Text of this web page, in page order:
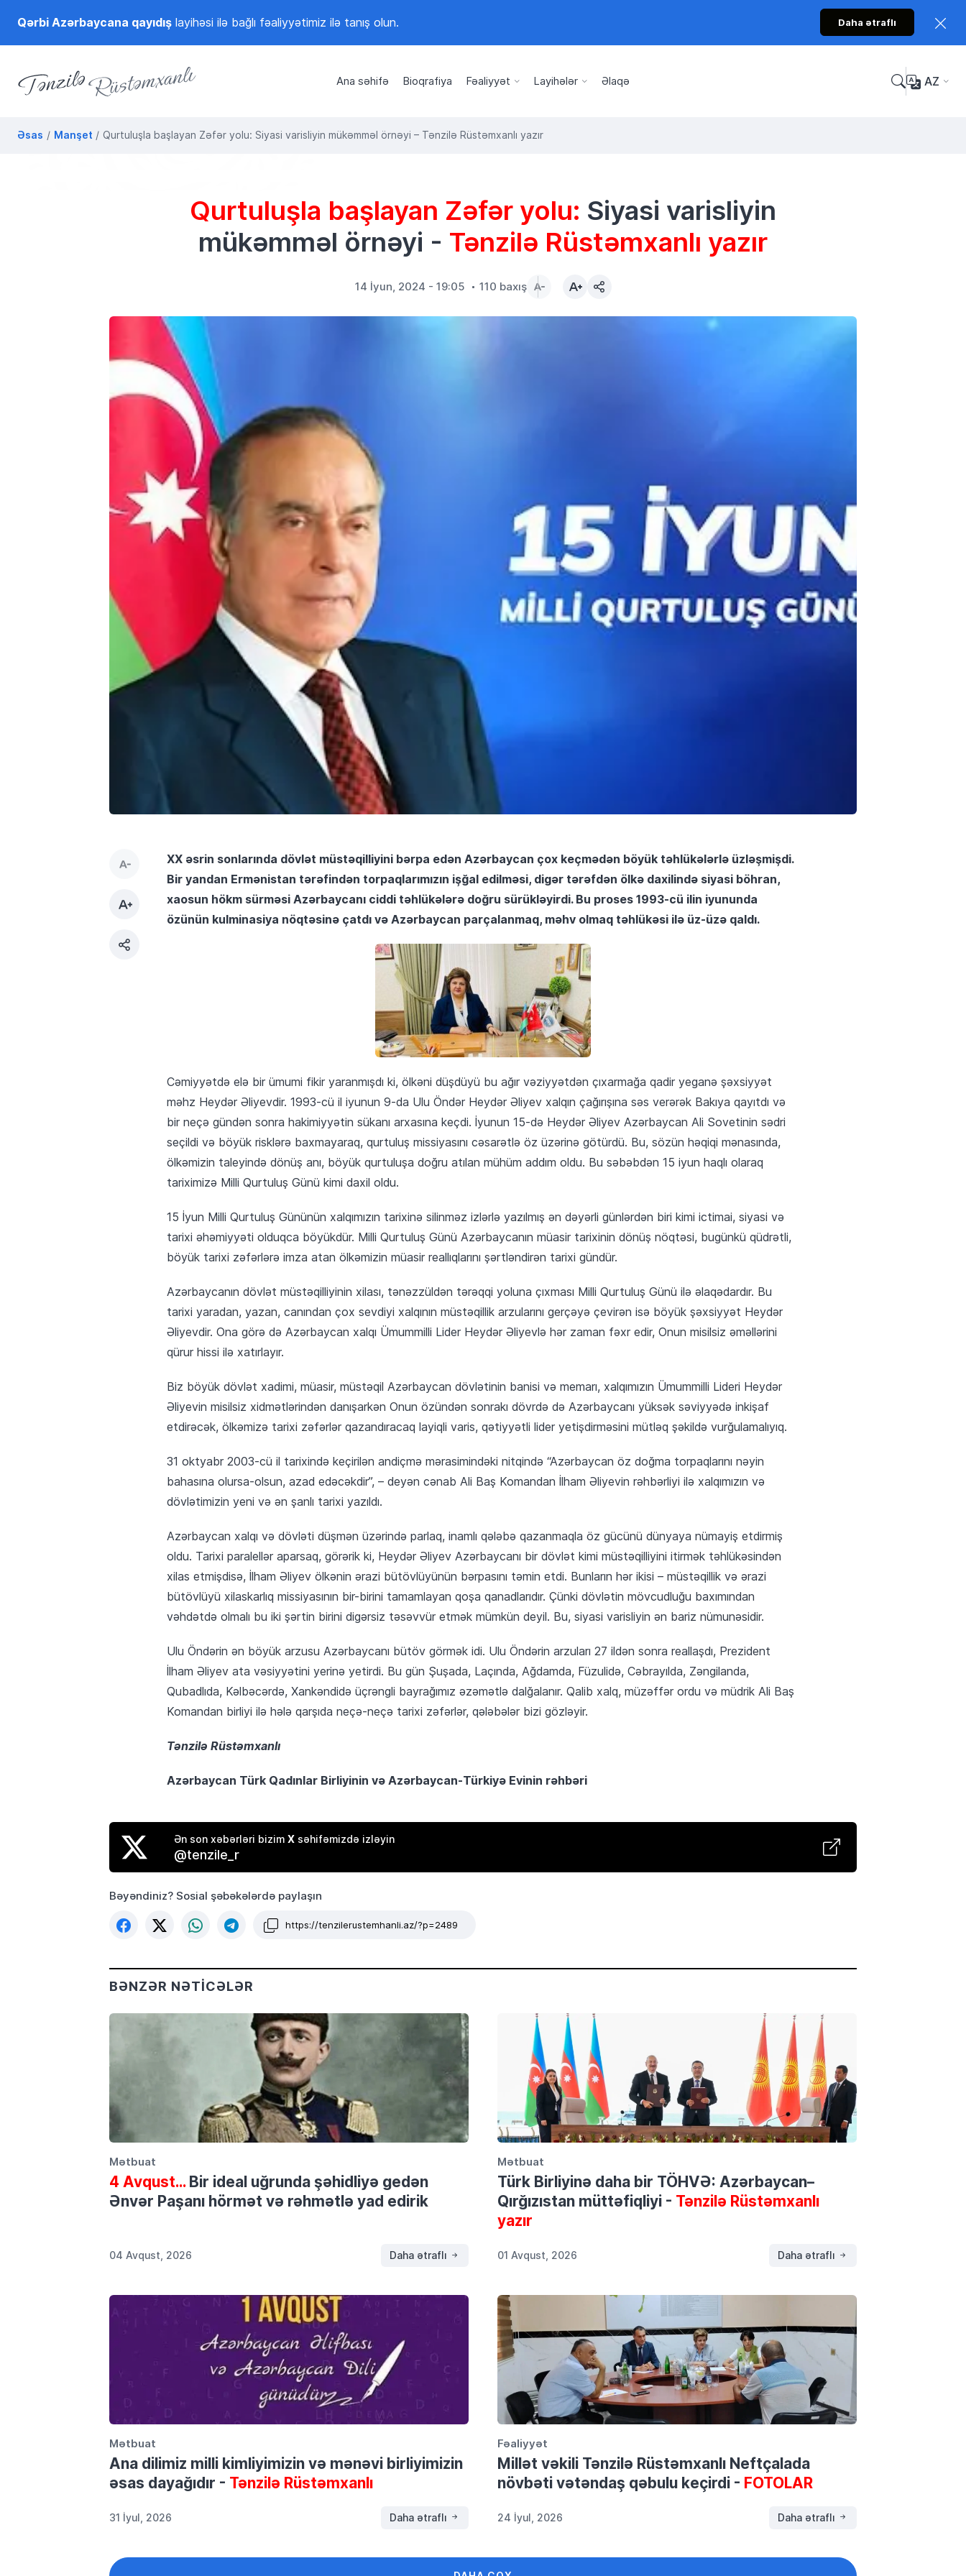
Qərbi Azərbaycana qayıdış layihəsi ilə bağlı fəaliyyətimiz ilə tanış olun. Daha ətraflı
Ana səhifə Bioqrafiya Fəaliyyət Layihələr Əlaqə AZ
Əsas Manşet Qurtuluşla başlayan Zəfər yolu: Siyasi varisliyin mükəmməl örnəyi – Tənzilə Rüstəmxanlı yazır
Qurtuluşla başlayan Zəfər yolu: Siyasi varisliyin
mükəmməl örnəyi - Tənzilə Rüstəmxanlı yazır
14 İyun, 2024 - 19:05 110 baxış
XX əsrin sonlarında dövlət müstəqilliyini bərpa edən Azərbaycan çox keçmədən böyük təhlükələrlə üzləşmişdi.
Bir yandan Ermənistan tərəfindən torpaqlarımızın işğal edilməsi, digər tərəfdən ölkə daxilində siyasi böhran,
xaosun hökm sürməsi Azərbaycanı ciddi təhlükələrə doğru sürükləyirdi. Bu proses 1993-cü ilin iyununda
özünün kulminasiya nöqtəsinə çatdı və Azərbaycan parçalanmaq, məhv olmaq təhlükəsi ilə üz-üzə qaldı.
Cəmiyyətdə elə bir ümumi fikir yaranmışdı ki, ölkəni düşdüyü bu ağır vəziyyətdən çıxarmağa qadir yeganə şəxsiyyət
məhz Heydər Əliyevdir. 1993-cü il iyunun 9-da Ulu Öndər Heydər Əliyev xalqın çağırışına səs verərək Bakıya qayıtdı və
bir neçə gündən sonra hakimiyyətin sükanı arxasına keçdi. İyunun 15-də Heydər Əliyev Azərbaycan Ali Sovetinin sədri
seçildi və böyük risklərə baxmayaraq, qurtuluş missiyasını cəsarətlə öz üzərinə götürdü. Bu, sözün həqiqi mənasında,
ölkəmizin taleyində dönüş anı, böyük qurtuluşa doğru atılan mühüm addım oldu. Bu səbəbdən 15 iyun haqlı olaraq
tariximizə Milli Qurtuluş Günü kimi daxil oldu.
15 İyun Milli Qurtuluş Gününün xalqımızın tarixinə silinməz izlərlə yazılmış ən dəyərli günlərdən biri kimi ictimai, siyasi və
tarixi əhəmiyyəti olduqca böyükdür. Milli Qurtuluş Günü Azərbaycanın müasir tarixinin dönüş nöqtəsi, bugünkü qüdrətli,
böyük tarixi zəfərlərə imza atan ölkəmizin müasir reallıqlarını şərtləndirən tarixi gündür.
Azərbaycanın dövlət müstəqilliyinin xilası, tənəzzüldən tərəqqi yoluna çıxması Milli Qurtuluş Günü ilə əlaqədardır. Bu
tarixi yaradan, yazan, canından çox sevdiyi xalqının müstəqillik arzularını gerçəyə çevirən isə böyük şəxsiyyət Heydər
Əliyevdir. Ona görə də Azərbaycan xalqı Ümummilli Lider Heydər Əliyevlə hər zaman fəxr edir, Onun misilsiz əməllərini
qürur hissi ilə xatırlayır.
Biz böyük dövlət xadimi, müasir, müstəqil Azərbaycan dövlətinin banisi və memarı, xalqımızın Ümummilli Lideri Heydər
Əliyevin misilsiz xidmətlərindən danışarkən Onun özündən sonrakı dövrdə də Azərbaycanı yüksək səviyyədə inkişaf
etdirəcək, ölkəmizə tarixi zəfərlər qazandıracaq layiqli varis, qətiyyətli lider yetişdirməsini mütləq şəkildə vurğulamalıyıq.
31 oktyabr 2003-cü il tarixində keçirilən andiçmə mərasimindəki nitqində “Azərbaycan öz doğma torpaqlarını nəyin
bahasına olursa-olsun, azad edəcəkdir”, – deyən cənab Ali Baş Komandan İlham Əliyevin rəhbərliyi ilə xalqımızın və
dövlətimizin yeni və ən şanlı tarixi yazıldı.
Azərbaycan xalqı və dövləti düşmən üzərində parlaq, inamlı qələbə qazanmaqla öz gücünü dünyaya nümayiş etdirmiş
oldu. Tarixi paralellər aparsaq, görərik ki, Heydər Əliyev Azərbaycanı bir dövlət kimi müstəqilliyini itirmək təhlükəsindən
xilas etmişdisə, İlham Əliyev ölkənin ərazi bütövlüyünün bərpasını təmin etdi. Bunların hər ikisi – müstəqillik və ərazi
bütövlüyü xilaskarlıq missiyasının bir-birini tamamlayan qoşa qanadlarıdır. Çünki dövlətin mövcudluğu baxımından
vəhdətdə olmalı bu iki şərtin birini digərsiz təsəvvür etmək mümkün deyil. Bu, siyasi varisliyin ən bariz nümunəsidir.
Ulu Öndərin ən böyük arzusu Azərbaycanı bütöv görmək idi. Ulu Öndərin arzuları 27 ildən sonra reallaşdı, Prezident
İlham Əliyev ata vəsiyyətini yerinə yetirdi. Bu gün Şuşada, Laçında, Ağdamda, Füzulidə, Cəbrayılda, Zəngilanda,
Qubadlıda, Kəlbəcərdə, Xankəndidə üçrəngli bayrağımız əzəmətlə dalğalanır. Qalib xalq, müzəffər ordu və müdrik Ali Baş
Komandan birliyi ilə hələ qarşıda neçə-neçə tarixi zəfərlər, qələbələr bizi gözləyir.
Tənzilə Rüstəmxanlı
Azərbaycan Türk Qadınlar Birliyinin və Azərbaycan-Türkiyə Evinin rəhbəri
Ən son xəbərləri bizim X səhifəmizdə izləyin
@tenzile_r
Bəyəndiniz? Sosial şəbəkələrdə paylaşın
https://tenzilerustemhanli.az/?p=2489
BƏNZƏR NƏTICƏLƏR
Mətbuat
4 Avqust…Bir ideal uğrunda şəhidliyə gedən
Ənvər Paşanı hörmət və rəhmətlə yad edirik
04 Avqust, 2026 Daha ətraflı
Mətbuat
Türk Birliyinə daha bir TÖHVƏ: Azərbaycan–
Qırğızıstan müttəfiqliyi - Tənzilə Rüstəmxanlı
yazır
01 Avqust, 2026 Daha ətraflı
Mətbuat
Ana dilimiz milli kimliyimizin və mənəvi birliyimizin
əsas dayağıdır - Tənzilə Rüstəmxanlı
31 İyul, 2026 Daha ətraflı
Fəaliyyət
Millət vəkili Tənzilə Rüstəmxanlı Neftçalada
növbəti vətəndaş qəbulu keçirdi - FOTOLAR
24 İyul, 2026 Daha ətraflı